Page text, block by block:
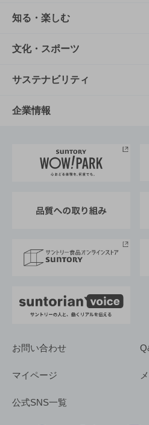
商品TOP
商品一覧
商品発売情報
栄養成分一覧
知る・楽しむ
知る・楽しむTOP
キャンペーン
工場見学
地域情報
文化・スポーツ
文化・スポーツTOP
サントリーホール
サントリーサンバーズ大阪
サステナビリティ
サステナビリティTOP
サントリーが考えるサステ
企業情報
企業概要
採用情報
お問い合わせ
マイページ
公式SNS一覧